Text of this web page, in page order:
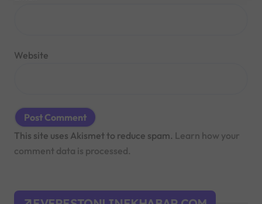
Website
This site uses Akismet to reduce spam. Learn how your
comment data is processed.